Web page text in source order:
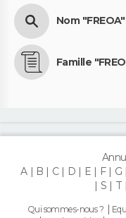
Nom "FREOA"
Famille
A
B C D E F G
S
T
Qui sommes-nous ?